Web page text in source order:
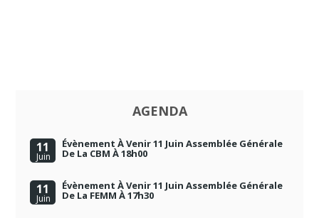
AGENDA
11
Juin
Évènement À Venir 11 Juin Assemblée Générale
De La CBM À 18h00
11
Juin
Évènement À Venir 11 Juin Assemblée Générale
De La FEMM À 17h30